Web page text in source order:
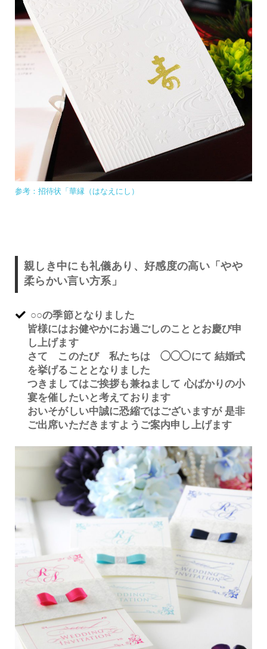
参考：招待状「華縁（はなえにし）
親しき中にも礼儀あり、好感度の高い「やや
柔らかい言い方系」
○○の季節となりました
皆様にはお健やかにお過ごしのこととお慶び申
し上げます
さて このたび 私たちは ◯◯◯にて 結婚式
を挙げることとなりました
つきましてはご挨拶も兼ねまして 心ばかりの小
宴を催したいと考えております
おいそがしい中誠に恐縮ではございますが 是非
ご出席いただきますようご案内申し上げます